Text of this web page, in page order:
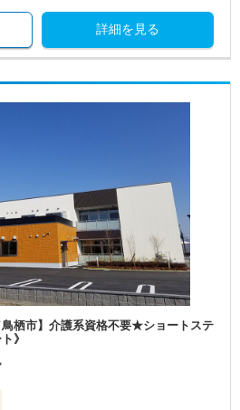
詳細を見る
鳥栖市】介護系資格不要★ショートステ
》